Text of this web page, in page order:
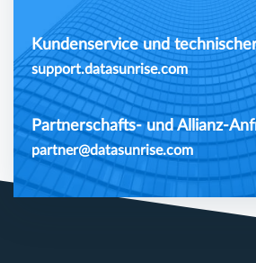
Kundenservice und
support.datasunrise.com
Partnerschafts- und Allianz-
partner@datasunrise.com